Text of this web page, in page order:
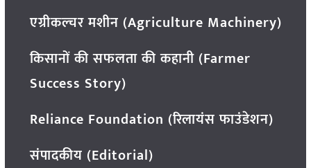
एग्रीकल्चर मशीन (Agriculture Machinery)
किसानों की सफलता की कहानी (Farmer
Success Story)
Reliance Foundation (रिलायंस फाउंडेशन)
संपादकीय (Editorial)